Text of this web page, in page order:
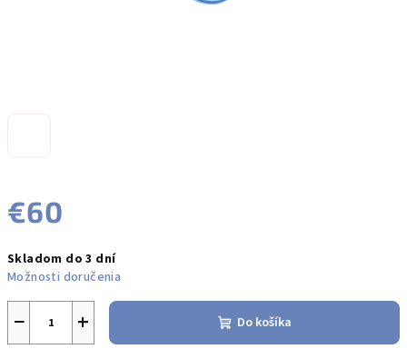
€60
cena:
Skladom do 3 dní
Možnosti doručenia
+
− Do košíka